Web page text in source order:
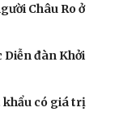
Châu Ro ở
Diễn đàn Khởi
khẩu có giá trị